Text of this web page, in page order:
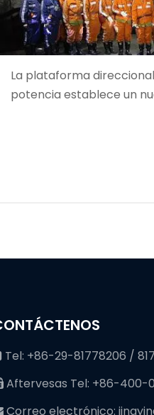
La plataforma
potencia establece un
Tel: +86-29-81778206 /
Aftervesas Tel: +86-400-
Correo electrónico: